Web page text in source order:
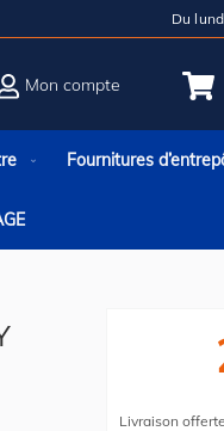
Du
Mon compte
Fournitures
Livraison